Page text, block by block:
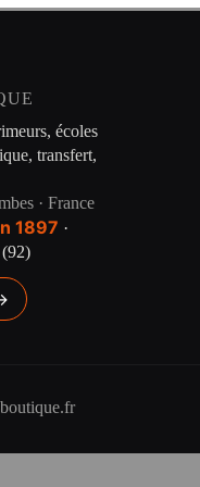
écoles
transfert,
· France
1897 ·